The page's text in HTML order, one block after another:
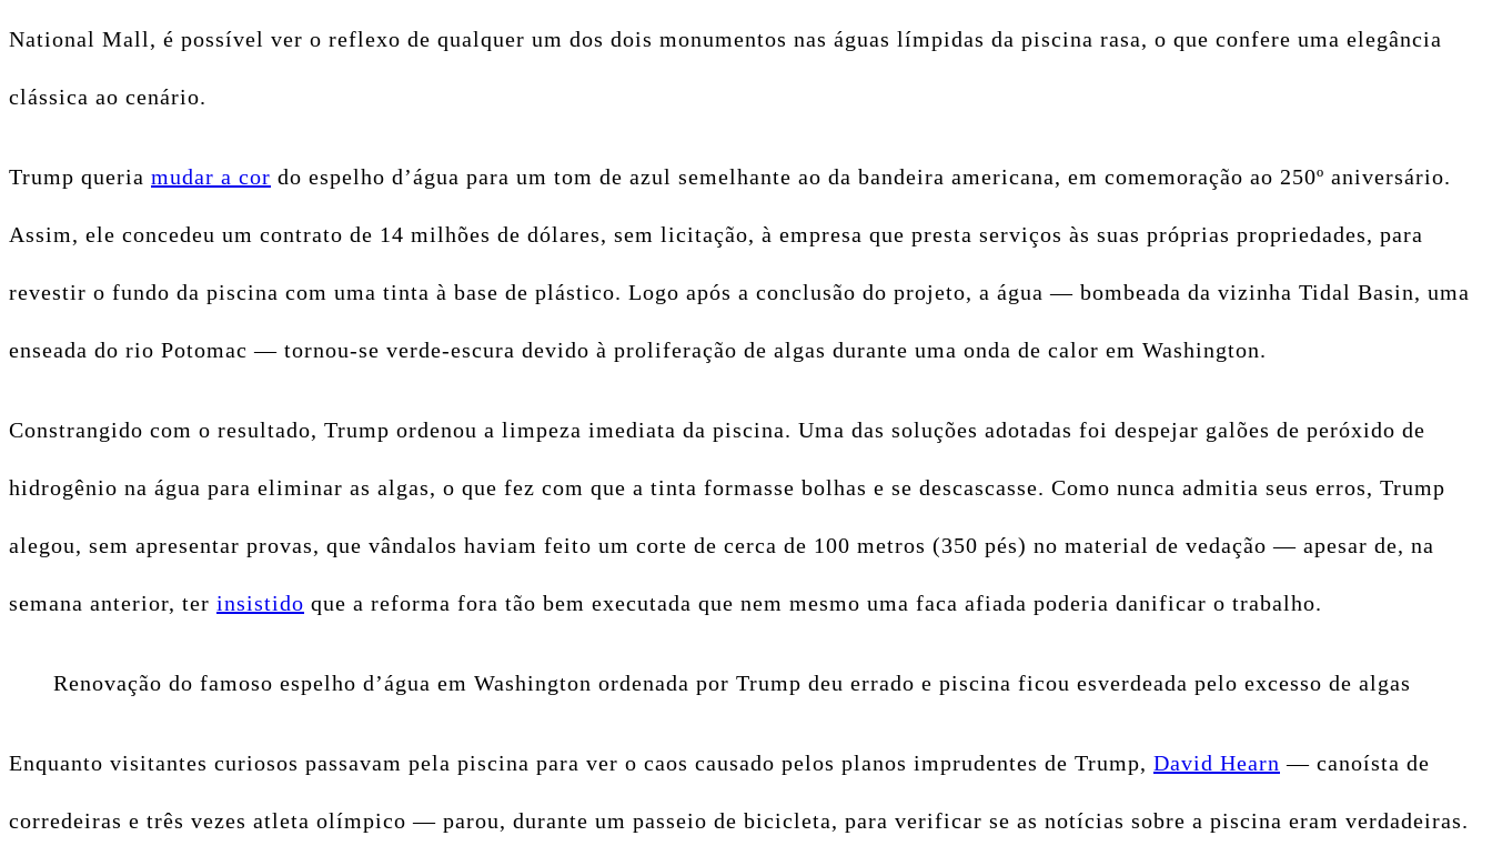
National Mall, é possível ver o reflexo de qualquer um dos dois monumentos nas águas límpidas da piscina rasa, o que confere uma elegância
clássica ao cenário.
Trump queria mudar a cor do espelho d’água para um tom de azul semelhante ao da bandeira americana, em comemoração ao 250º aniversário.
Assim, ele concedeu um contrato de 14 milhões de dólares, sem licitação, à empresa que presta serviços às suas próprias propriedades, para
revestir o fundo da piscina com uma tinta à base de plástico. Logo após a conclusão do projeto, a água — bombeada da vizinha Tidal Basin, uma
enseada do rio Potomac — tornou-se verde-escura devido à proliferação de algas durante uma onda de calor em Washington.
Constrangido com o resultado, Trump ordenou a limpeza imediata da piscina. Uma das soluções adotadas foi despejar galões de peróxido de
hidrogênio na água para eliminar as algas, o que fez com que a tinta formasse bolhas e se descascasse. Como nunca admitia seus erros, Trump
alegou, sem apresentar provas, que vândalos haviam feito um corte de cerca de 100 metros (350 pés) no material de vedação — apesar de, na
semana anterior, ter insistido que a reforma fora tão bem executada que nem mesmo uma faca afiada poderia danificar o trabalho.
Renovação do famoso espelho d’água em Washington ordenada por Trump deu errado e piscina ficou esverdeada pelo excesso de algas
Enquanto visitantes curiosos passavam pela piscina para ver o caos causado pelos planos imprudentes de Trump, David Hearn — canoísta de
corredeiras e três vezes atleta olímpico — parou, durante um passeio de bicicleta, para verificar se as notícias sobre a piscina eram verdadeiras.